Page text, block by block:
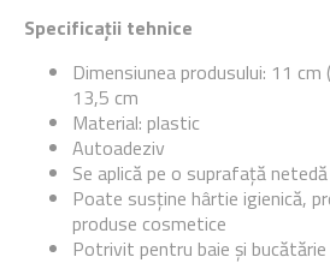
Specificații tehnice
Dimensiunea produsului: 11
13,5 cm
Material: plastic
Autoadeziv
Se aplică pe o suprafață
Poate susține hârtie igienică,
produse cosmetice
Potrivit pentru baie și bucătărie